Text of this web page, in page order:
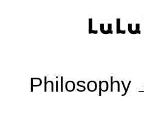
Philosophy